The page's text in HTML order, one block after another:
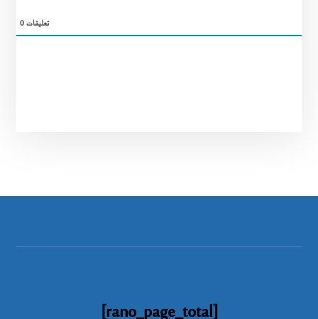
0تعليقات
[rano_page_total]